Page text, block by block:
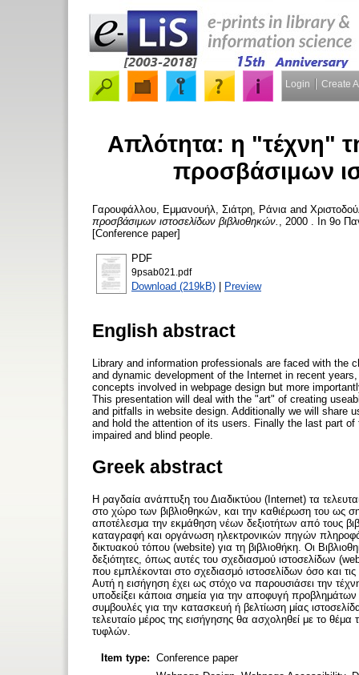
Login Create
Απλότητα: η "τέχνη"
προσβάσιμων
Γαρουφάλλου, Εμμανουήλ Σιάτρη, Ράνια and
προσβάσιμων ιστοσελίδων βιβλιοθηκών.
, 2000 . In 9ο
[Conference paper]
PDF
9psab021.pdf
Download (219kB) | Preview
English abstract
Library and information professionals are faced with
and dynamic development of the Internet in recent
concepts involved in webpage design but more
This presentation will deal with the "art" of creating
and pitfalls in website design. Additionally we will share
and hold the attention of its users. Finally the last part
impaired and blind people.
Greek abstract
Η ραγδαία ανάπτυξη του Διαδικτύου (Internet) τα
στο χώρο των βιβλιοθηκών, και την καθιέρωση του ως
αποτέλεσμα την εκμάθηση νέων δεξιοτήτων από τους
καταγραφή και οργάνωση ηλεκτρονικών πηγών
δικτυακού τόπου (website) για τη βιβλιοθήκη. Οι
δεξιότητες, όπως αυτές του σχεδιασμού ιστοσελίδων
που εμπλέκονται στο σχεδιασμό ιστοσελίδων όσο και
Αυτή η εισήγηση έχει ως στόχο να παρουσιάσει την
υποδείξει κάποια σημεία για την αποφυγή
συμβουλές για την κατασκευή ή βελτίωση μίας
τελευταίο μέρος της εισήγησης θα ασχοληθεί με το
τυφλών.
Item type: Conference paper